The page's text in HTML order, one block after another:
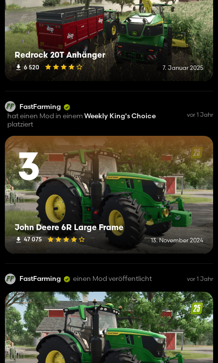
Redrock 20T Anhänger
6 520 7. Januar 2025
FastFarming
hat einen Mod in einemWeekly King's Choice
platziert
vor 1 Jahr
3
John Deere 6R Large Frame
47 075 13. November 2024
FastFarming einen Mod veröffentlicht vor 1 Jahr